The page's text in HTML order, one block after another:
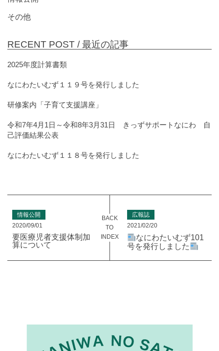
その他
RECENT POST /最近の記事
2025年度計算書類
なにわたいむず１１９号を発行しました
研修案内「子育て支援講座」
令和7年4月1日～令和8年3月31日 きっずサポートなにわ 自
己評価結果公表
なにわたいむず１１８号を発行しました
情報公開
2020/09/01
要医療児者支援体制加
算について
BACK
TO
INDEX
広報誌
2021/02/20
なにわたいむず101
号を発行しました